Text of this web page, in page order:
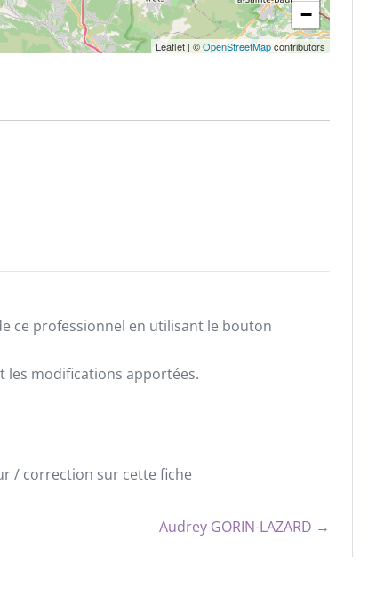
−
Leaflet | ©OpenStreetMapcontributors
ce professionnel en utilisant le bouton
les modifications apportées.
/ correction sur cette fiche
Audrey GORIN-LAZARD →